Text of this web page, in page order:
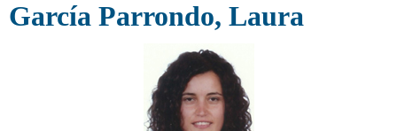
García Parrondo, Laura